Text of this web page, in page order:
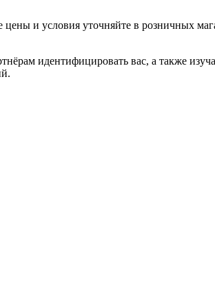
и условия уточняйте в розничных
идентифицировать вас, а также